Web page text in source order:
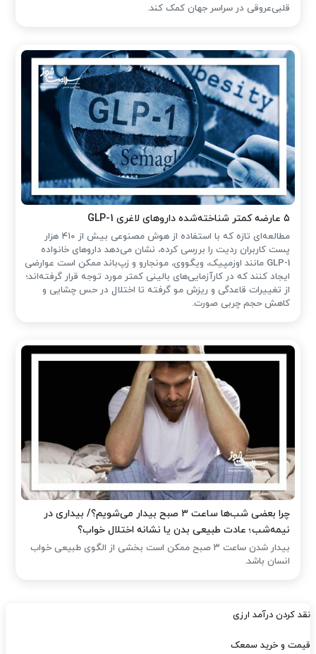
قلبی‌عروقی در سراسر جهان کمک کند.
۵ عارضه کمتر شناخته‌شده داروهای لاغری GLP-1
مطالعه‌ای تازه که با استفاده از هوش مصنوعی بیش از ۴۱۰ هزار
پست کاربران ردیت را بررسی کرده، نشان می‌دهد داروهای خانواده
GLP-1 مانند اوزمپیک، ویگووی، مونجارو و زپ‌باند ممکن است عوارضی
ایجاد کنند که در کارآزمایی‌های بالینی کمتر مورد توجه قرار گرفته‌اند؛
از تغییرات قاعدگی و ریزش مو گرفته تا اختلال در حس چشایی و
کاهش حجم چربی صورت.
چرا بعضی شب‌ها ساعت ۳ صبح بیدار می‌شویم؟/ بیداری در
نیمه‌شب؛ عادت طبیعی بدن یا نشانه اختلال خواب؟
بیدار شدن ساعت ۳ صبح ممکن است بخشی از الگوی طبیعی خواب
انسان باشد.
نقد کردن درآمد ارزی
قیمت و خرید سمعک